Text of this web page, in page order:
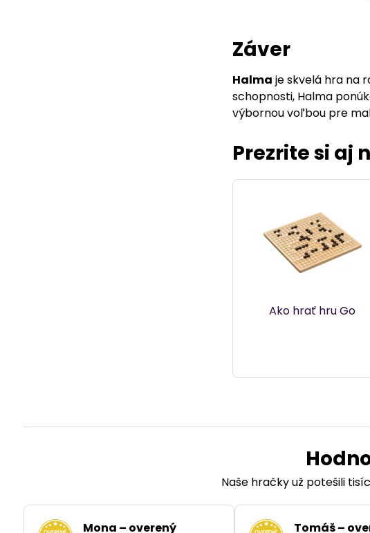
Záver
Halma je skvelá hra na
schopnosti, Halma
výbornou voľbou pre
Prezrite si aj
Ako hrať hru Go
Naše hračky už potešili
Mona – overený Tomáš –